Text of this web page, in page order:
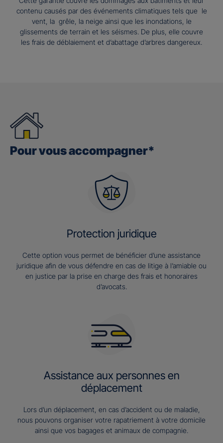
contenu causés par des événements climatiques tels que le
vent, la grêle, la neige ainsi que les inondations, le
glissements de terrain et les séismes. De plus, elle couvre
les frais de déblaiement et d’abattage d’arbres dangereux.
Pour vous accompagner*
Protection juridique
Cette option vous permet de bénéficier d’une assistance
juridique afin de vous défendre en cas de litige à l’amiable ou
en justice par la prise en charge des frais et honoraires
d’avocats.
Assistance aux personnes en
déplacement
Lors d’un déplacement, en cas d’accident ou de maladie,
nous pouvons organiser votre rapatriement à votre domicile
ainsi que vos bagages et animaux de compagnie.